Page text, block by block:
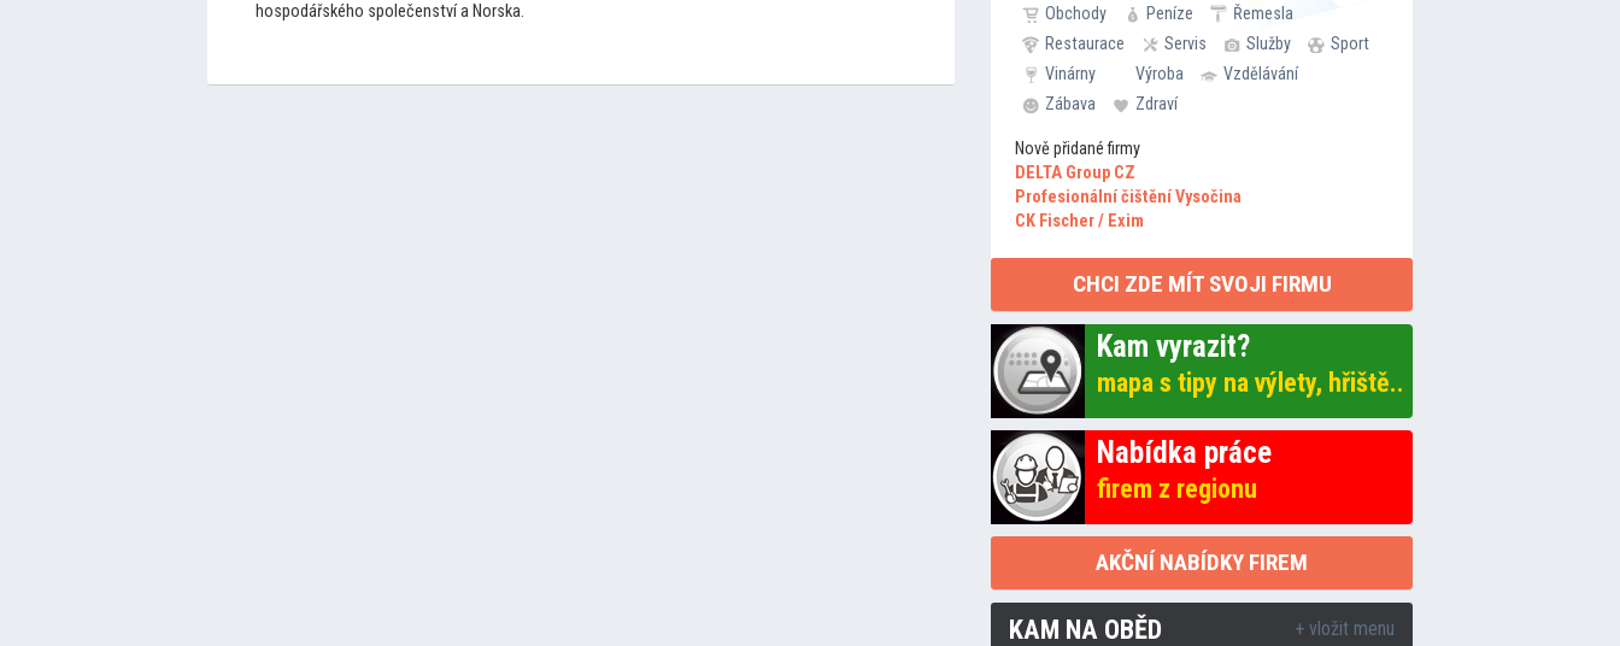
hospodářského společenství a Norska.
Obchody
Peníze
Řemesla
Restaurace
Servis Služby
Sport
Vinárny
Výroba
Vzdělávání
Zábava
Zdraví
Nově přidané firmy
DELTA Group CZ
Profesionální čištění Vysočina
CK Fischer / Exim
CHCI ZDE MÍT SVOJI FIRMU
Kam vyrazit?
mapa s tipy na výlety, hřiště..
Nabídka práce
firem z regionu
AKČNÍ NABÍDKY FIREM
KAM NA OBĚD + vložit menu